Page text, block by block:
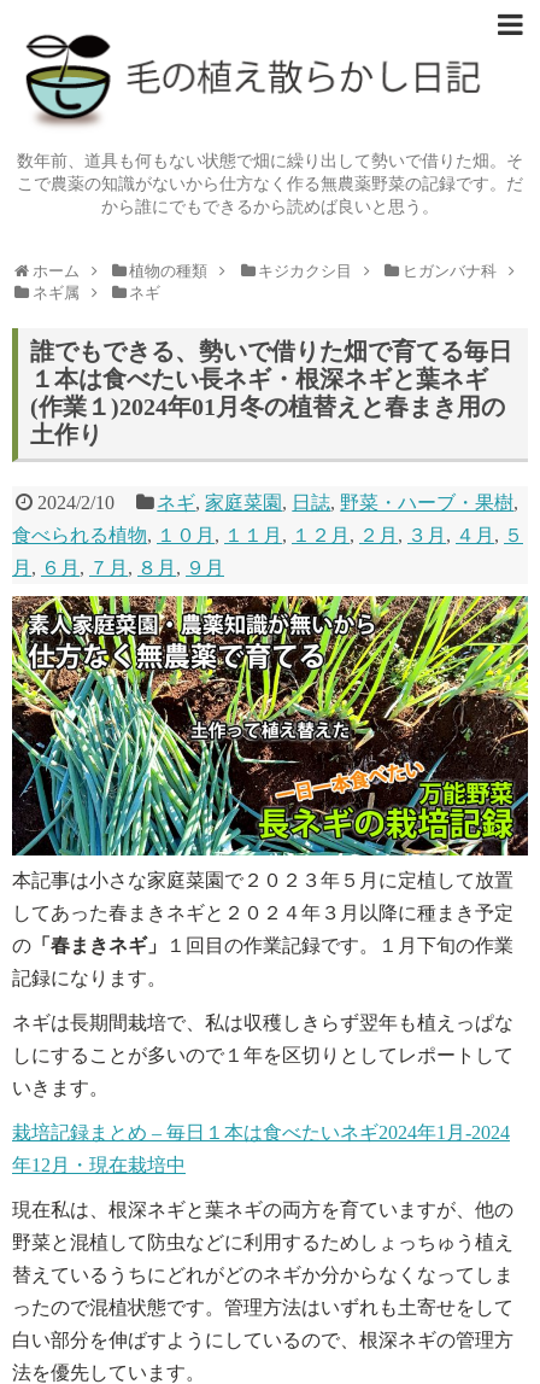
数年前、道具も何もない状態で畑に繰り出して勢いで借りた畑。そ
こで農薬の知識がないから仕方なく作る無農薬野菜の記録です。だ
から誰にでもできるから読めば良いと思う。
ホーム 植物の種類 キジカクシ目
ヒガンバナ科
ネギ属
ネギ
誰でもできる、勢いで借りた畑で育てる毎日
１本は食べたい長ネギ・根深ネギと葉ネギ
(作業１)2024年01月冬の植替えと春まき用の
土作り
2024/2/10 ネギ,家庭菜園 , 日誌, 野菜・ハーブ・果樹,
食べられる植物, １０月 , １１月 , １２月 , ２月 , ３月 , ４月 , ５
月 , ６月 , ７月 , ８月 , ９月
本記事は小さな家庭菜園で２０２３年５月に定植して放置
してあった春まきネギと２０２４年３月以降に種まき予定
の 「春まきネギ」
１回目の作業記録です。１月下旬の作業
記録になります。
ネギは長期間栽培で、私は収穫しきらず翌年も植えっぱな
しにすることが多いので１年を区切りとしてレポートして
いきます。
栽培記録まとめ – 毎日１本は食べたいネギ2024年1月-2024
年12月・現在栽培中
現在私は、根深ネギと葉ネギの両方を育ていますが、他の
野菜と混植して防虫などに利用するためしょっちゅう植え
替えているうちにどれがどのネギか分からなくなってしま
ったので混植状態です。管理方法はいずれも土寄せをして
白い部分を伸ばすようにしているので、根深ネギの管理方
法を優先しています。